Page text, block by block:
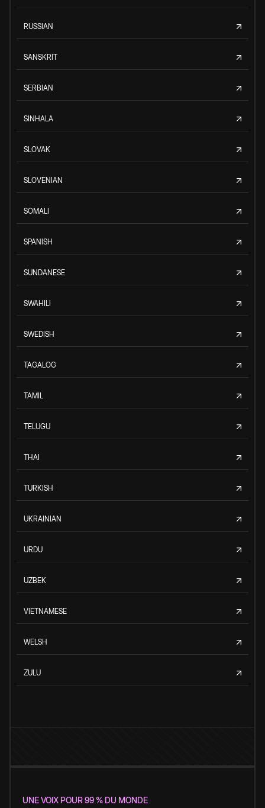
RUSSIAN
SANSKRIT
SERBIAN
SINHALA
SLOVAK
SLOVENIAN
SOMALI
SPANISH
SUNDANESE
SWAHILI
SWEDISH
TAGALOG
TAMIL
TELUGU
THAI
TURKISH
UKRAINIAN
URDU
UZBEK
VIETNAMESE
WELSH
ZULU
UNE VOIX POUR 99 % DU MONDE